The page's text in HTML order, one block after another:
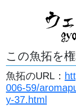
この魚拓を
魚拓のURL：
006-59/
y-37.html